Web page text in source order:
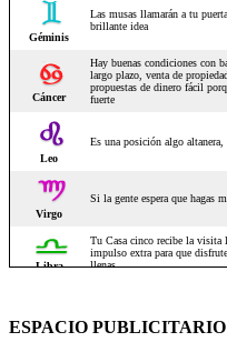
ESPACIO PUBLICITARIO